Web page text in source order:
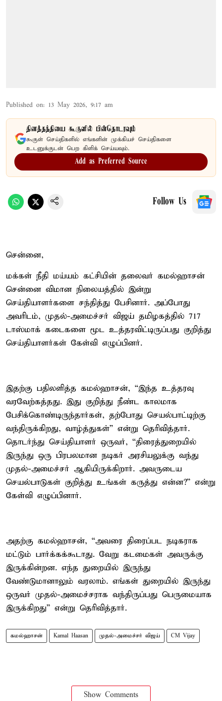
Published on: 13 May 2026, 9:17 am
தினத்தந்தியை கூகுளில் பின்தொடரவும்
கூகுள் செய்திகளில் எங்களின் முக்கியச் செய்திகளை
உடனுக்குடன் பெற கிளிக் செய்யவும்.
Add as Preferred Source
Follow Us
சென்னை,
மக்கள் நீதி மய்யம் கட்சியின் தலைவர் கமல்ஹாசன்
சென்னை விமான நிலையத்தில் இன்று
செய்தியாளர்களை சந்தித்து பேசினார். அப்போது
அவரிடம், முதல்-அமைச்சர் விஜய் தமிழகத்தில் 717
டாஸ்மாக் கடைகளை மூட உத்தரவிட்டிருப்பது குறித்து
செய்தியாளர்கள் கேள்வி எழுப்பினர்.
இதற்கு பதிலளித்த கமல்ஹாசன், “இந்த உத்தரவு
வரவேற்கத்தது. இது குறித்து நீண்ட காலமாக
பேசிக்கொண்டிருந்தார்கள், தற்போது செயல்பாட்டிற்கு
வந்திருக்கிறது, வாழ்த்துகள்” என்று தெரிவித்தார்.
தொடர்ந்து செய்தியாளர் ஒருவர், “திரைத்துறையில்
இருந்து ஒரு பிரபலமான நடிகர் அரசியலுக்கு வந்து
முதல்-அமைச்சர் ஆகியிருக்கிறார். அவருடைய
செயல்பாடுகள் குறித்து உங்கள் கருத்து என்ன?” என்று
கேள்வி எழுப்பினார்.
அதற்கு கமல்ஹாசன், “அவரை திரைப்பட நடிகராக
மட்டும் பார்க்கக்கூடாது. வேறு கடமைகள் அவருக்கு
இருக்கின்றன. எந்த துறையில் இருந்து
வேண்டுமானாலும் வரலாம். எங்கள் துறையில் இருந்து
ஒருவர் முதல்-அமைச்சராக வந்திருப்பது பெருமையாக
இருக்கிறது” என்று தெரிவித்தார்.
கமல்ஹாசன் Kamal Haasan முதல்-அமைச்சர் விஜய் CM Vijay
Show Comments